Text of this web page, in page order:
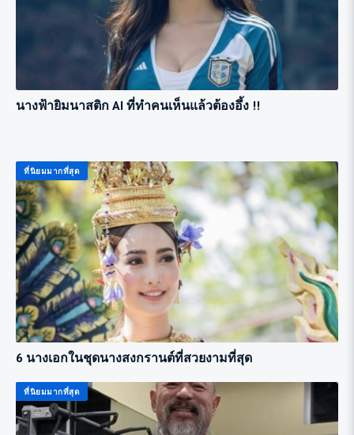
นางฟ้ายิมนาสติก AI ที่ทำคนเห็นแล้วต้องอึ้ง !!
ที่นิยมมากที่สุด
6 นางเอกในชุดนางสงกรานต์ที่สวยงามที่สุด
ที่นิยมมากที่สุด